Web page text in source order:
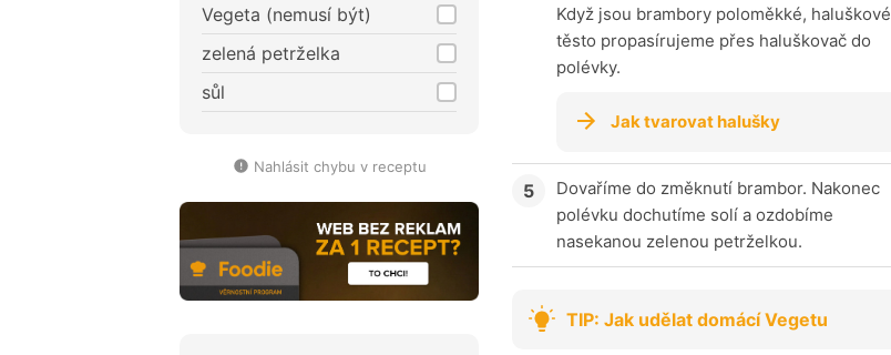
Vegeta (nemusí být)
zelená petrželka
sůl
Nahlásit chybu v receptu
Když jsou brambory poloměkké, haluškové
těsto propasírujeme přes haluškovač do
polévky.
Jak tvarovat halušky
Dovaříme do změknutí brambor. Nakonec
polévku dochutíme solí a ozdobíme
nasekanou zelenou petrželkou.
TIP: Jak udělat domácí Vegetu